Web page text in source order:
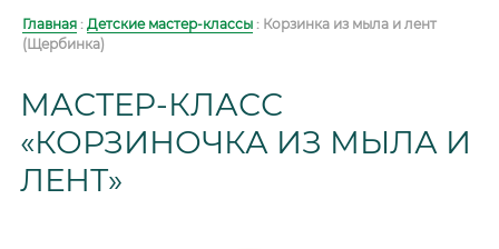
Главная : Детские мастер-классы : Корзинка из мыла и лент
(Щербинка)
МАСТЕР-КЛАСС
«КОРЗИНОЧКА ИЗ МЫЛА И
ЛЕНТ»